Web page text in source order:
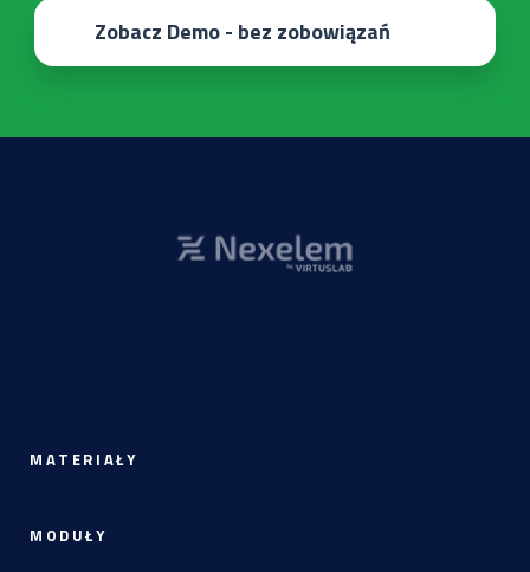
Zobacz Demo - bez zobowiązań
MATERIAŁY
MODUŁY